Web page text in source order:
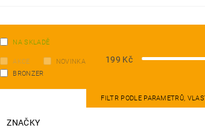
NA SKLADĚ
AKCE
NOVINKA
BRONZER
199 Kč
FILTR PODLE PARAMETRŮ,
ZNAČKY